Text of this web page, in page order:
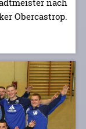
nach
Obercastrop.